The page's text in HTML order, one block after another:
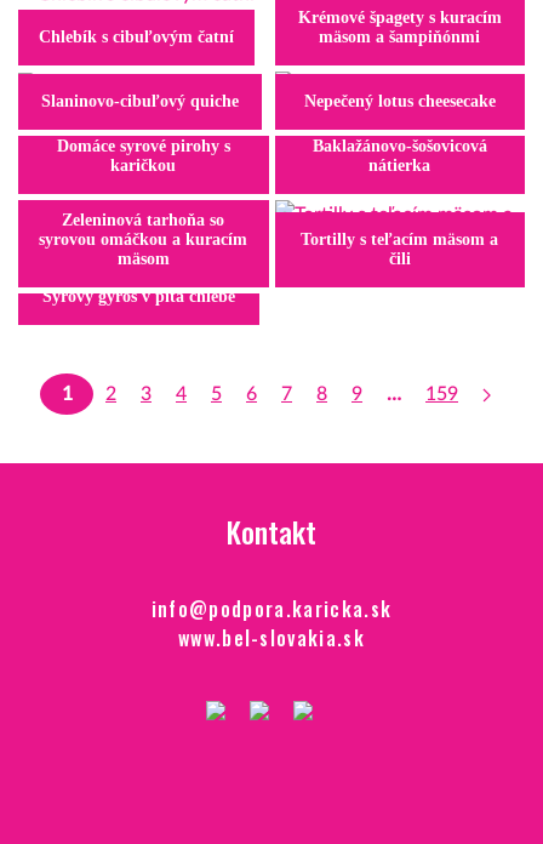
Chlebík s cibuľovým čatní
Krémové špagety s kuracím
mäsom a šampiňónmi
Slaninovo-cibuľový quiche Nepečený lotus cheesecake
Domáce syrové pirohy s
karičkou
Baklažánovo-šošovicová
nátierka
Zeleninová tarhoňa so
syrovou omáčkou a kuracím
mäsom
Tortilly s teľacím mäsom a
čili
Syrový gyros v pita chlebe
1 2 3 4 5 6 7 8 9 … 159
Kontakt
info@podpora.karicka.sk
www.bel-slovakia.sk